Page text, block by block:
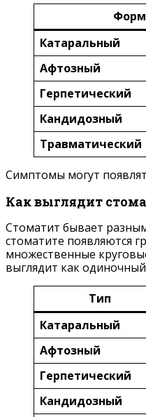
Катаральный
Афтозный
Герпетический
Кандидозный
Травматический
Симптомы могут
Как выглядит
Стоматит бывает
стоматите появляются
множественные
выглядит как
Тип
Катаральный
Афтозный
Герпетический
Кандидозный